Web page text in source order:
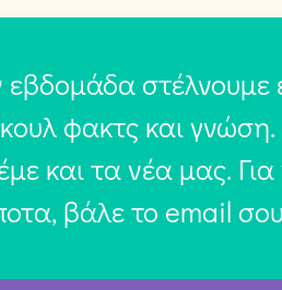
στέλνουμε
φακτς και
και τα νέα μας.
βάλε το email